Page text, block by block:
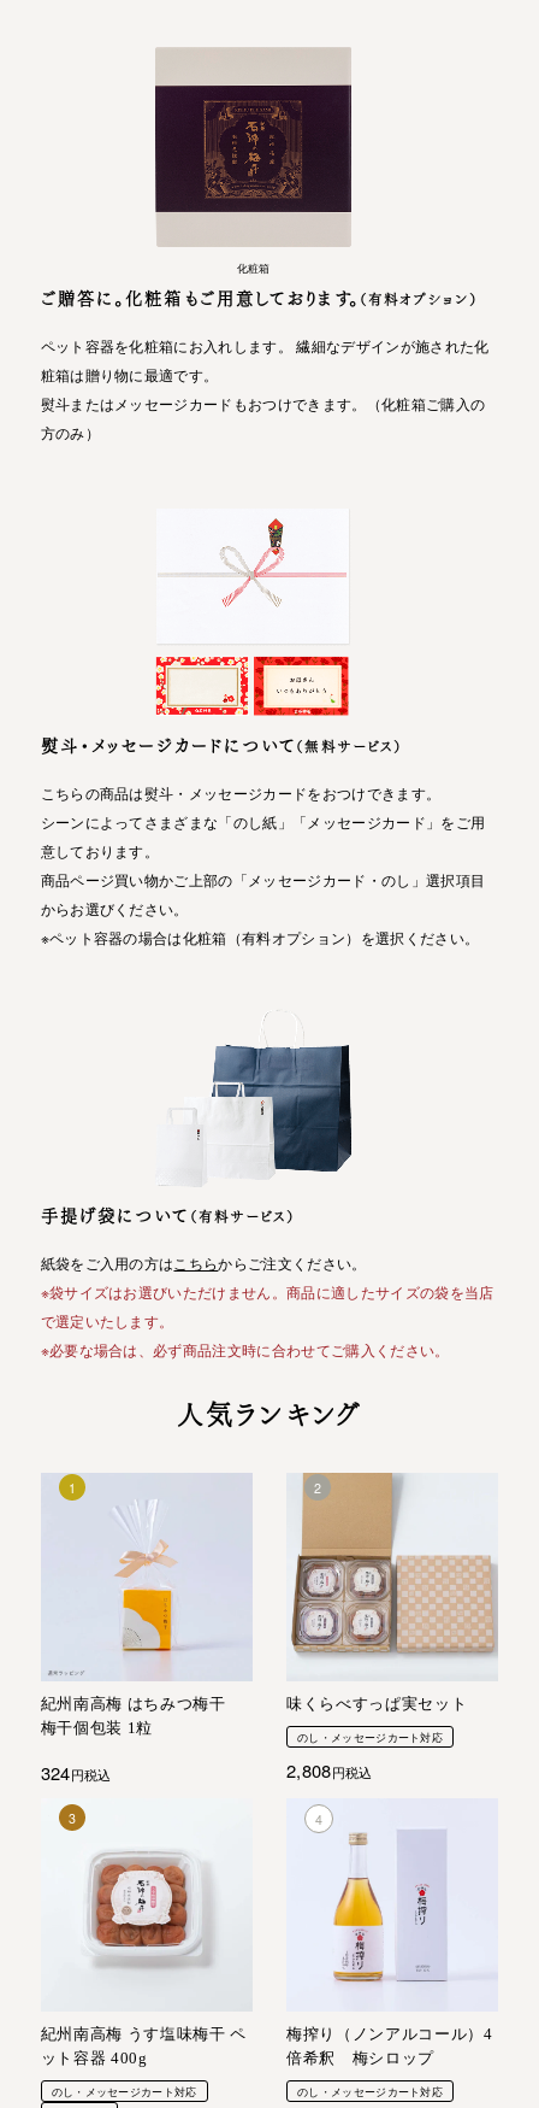
化粧箱
ご贈答に。化粧箱もご用意しております。 （有料オプション）
ペット容器を化粧箱にお入れします。 繊細なデザインが施された化
粧箱は贈り物に最適です。
熨斗またはメッセージカードもおつけできます。（化粧箱ご購入の
方のみ）
熨斗・メッセージカードについて （無料サービス）
こちらの商品は熨斗・メッセージカードをおつけできます。
シーンによってさまざまな「のし紙」「メッセージカード」をご用
意しております。
商品ページ買い物かご上部の「メッセージカード・のし」選択項目
からお選びください。
※ペット容器の場合は化粧箱（有料オプション）を選択ください。
手提げ袋について （有料サービス）
紙袋をご入用の方は こちらからご注文ください。
※袋サイズはお選びいただけません。商品に適したサイズの袋を当店
で選定いたします。
※必要な場合は、必ず商品注文時に合わせてご購入ください。
人気ランキング
紀州南高梅 はちみつ梅干
梅干個包装 1粒
324 税込
味くらべすっぱ実セット
のし・メッセージカート対応
2,808 税込
紀州南高梅 うす塩味梅干 ペ
ット容器 400g
のし・メッセージカート対応
梅搾り（ノンアルコール）4
倍希釈 梅シロップ
のし・メッセージカート対応